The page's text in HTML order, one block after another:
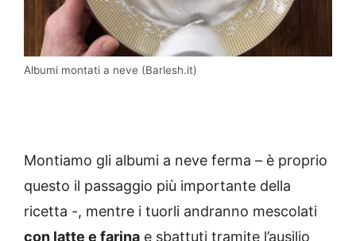
Albumi montati a neve (Barlesh.it)
Montiamo gli albumi a neve ferma – è proprio
questo il passaggio più importante della
ricetta -, mentre i tuorli andranno mescolati
con latte e farina e sbattuti tramite l’ausilio